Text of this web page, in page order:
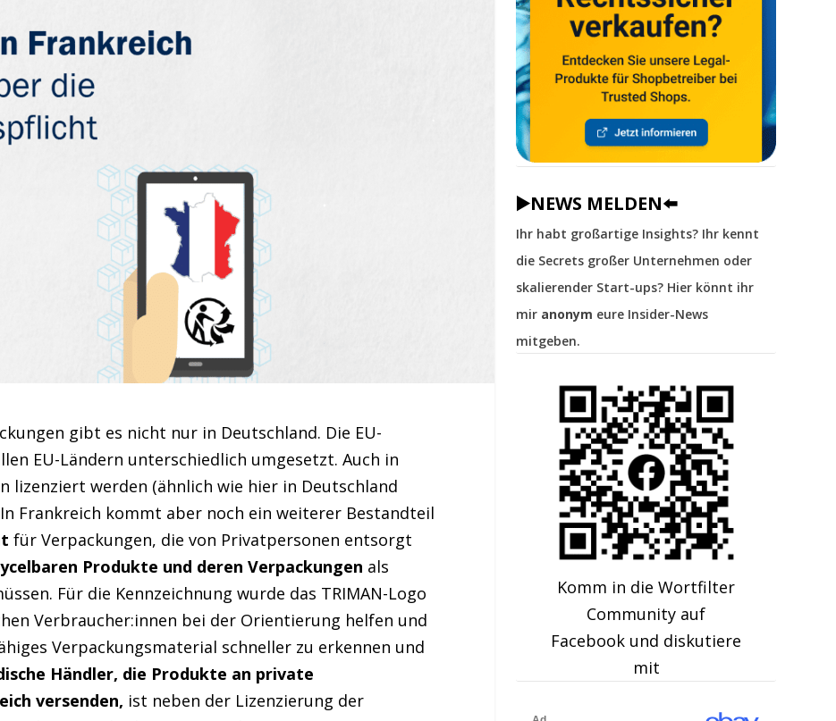
gibt es nicht nur in Deutschland. Die EU-
EU-Ländern unterschiedlich umgesetzt. Auch in
lizenziert werden (ähnlich wie hier in Deutschland
Frankreich kommt aber noch ein weiterer Bestandteil
für Verpackungen, die von Privatpersonen entsorgt
Produkte und deren Verpackungen als
Für die Kennzeichnung wurde das TRIMAN-Logo
Verbraucher:innen bei der Orientierung helfen und
Verpackungsmaterial schneller zu erkennen und
Händler, die Produkte an private
versenden, ist neben der Lizenzierung der
▶️NEWS MELDEN⬅️
Ihr habt großartige Insights? Ihr kennt
die Secrets großer Unternehmen oder
skalierender Start-ups? Hier könnt ihr
mir anonym eure Insider-News
mitgeben.
Komm in die Wortfilter
Community auf
Facebook und diskutiere
mit